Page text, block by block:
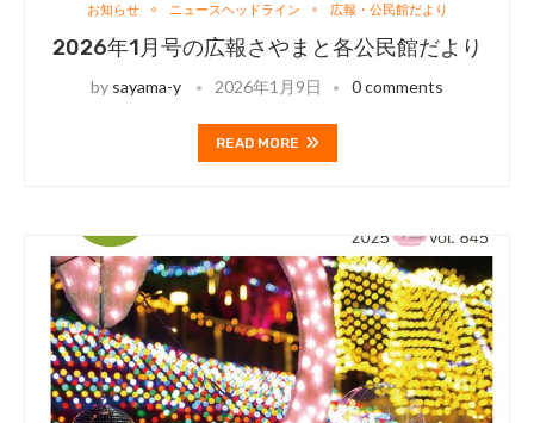
お知らせ ニュースヘッドライン 広報・公民館だより
2026年1月号の広報さやまと各公民館だより
by sayama-y 2026年1月9日 0 comments
READ MORE